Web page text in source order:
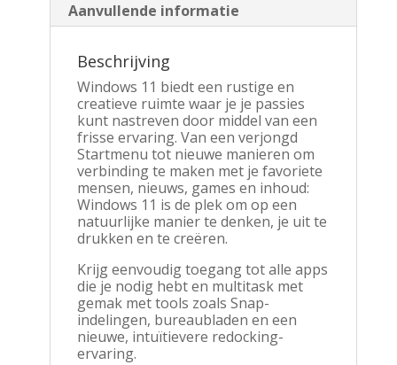
Aanvullende informatie
Beschrijving
Windows 11 biedt een rustige en
creatieve ruimte waar je je passies
kunt nastreven door middel van een
frisse ervaring. Van een verjongd
Startmenu tot nieuwe manieren om
verbinding te maken met je favoriete
mensen, nieuws, games en inhoud:
Windows 11 is de plek om op een
natuurlijke manier te denken, je uit te
drukken en te creëren.
Krijg eenvoudig toegang tot alle apps
die je nodig hebt en multitask met
gemak met tools zoals Snap-
indelingen, bureaubladen en een
nieuwe, intuïtievere redocking-
ervaring.